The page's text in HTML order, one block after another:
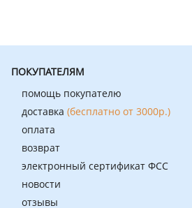
ПОКУПАТЕЛЯМ
помощь покупателю
доставка (бесплатно от 3000р.)
оплата
возврат
электронный сертификат ФСС
новости
отзывы